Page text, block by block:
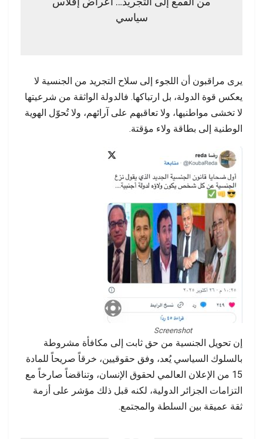
سياسي
يرى مراقبون أن اللجوء إلى سلاح التجريد من الجنسية لا
يعكس قوة الدولة، بل ارتباكها. فالدولة الواثقة من شرعيتها
لا تخشى مواطنيها، ولا تعاقبهم على آرائهم، ولا تُحوّل الهوية
الوطنية إلى بطاقة ولاء مؤقتة.
Screenshot
إن تحويل الجنسية من حق ثابت إلى مكافأة مشروطة
بالسلوك السياسي يُعد، وفق حقوقيين، خرقاً صريحاً للمادة
15 من الإعلان العالمي لحقوق الإنسان، وتناقضاً صارخاً مع
التزامات الجزائر الدولية، لكنه قبل ذلك مؤشر على أزمة
ثقة عميقة بين السلطة والمجتمع.